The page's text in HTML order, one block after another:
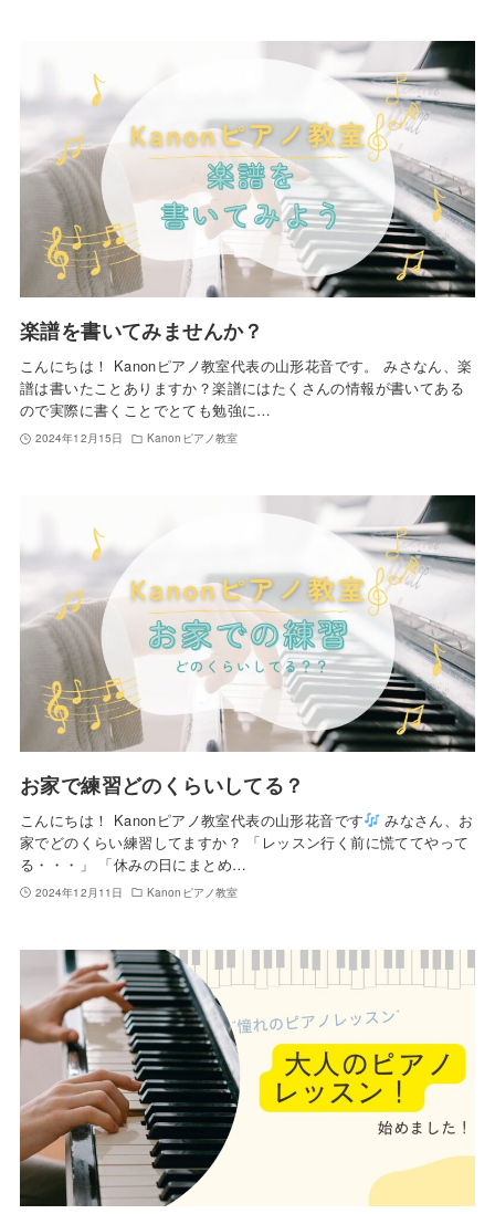
楽譜を書いてみませんか？
こんにちは！ Kanonピアノ教室代表の山形花音です。 みさなん、楽
譜は書いたことありますか？楽譜にはたくさんの情報が書いてある
ので実際に書くことでとても勉強に…
2024年12月15日 Kanonピアノ教室
お家で練習どのくらいしてる？
こんにちは！ Kanonピアノ教室代表の山形花音です
みなさん、お
家でどのくらい練習してますか？ 「レッスン行く前に慌ててやって
る・・・」 「休みの日にまとめ…
2024年12月11日 Kanonピアノ教室